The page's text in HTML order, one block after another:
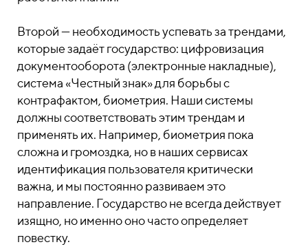
Второй — необходимость успевать за трендами,
которые задаёт государство: цифровизация
документооборота (электронные накладные),
система «Честный знак» для борьбы с
контрафактом, биометрия. Наши системы
должны соответствовать этим трендам и
применять их. Например, биометрия пока
сложна и громоздка, но в наших сервисах
идентификация пользователя критически
важна, и мы постоянно развиваем это
направление. Государство не всегда действует
изящно, но именно оно часто определяет
повестку.